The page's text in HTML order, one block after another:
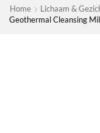
Home Lichaam &
Geothermal Cleansing